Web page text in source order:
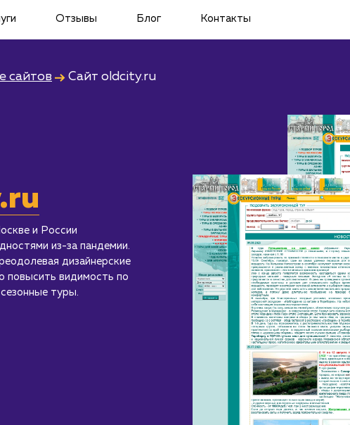
Отзывы Блог Контакты
сайтов Сайт oldcity.ru
и России
из-за пандемии.
дизайнерские
повысить видимость по
туры.